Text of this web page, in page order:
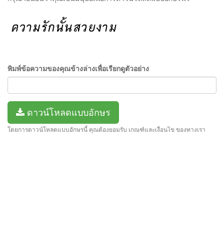
พิมพ์ข้อความของคุณข้างล่างเพื่อเรียกดูตัวอย่าง
ดาวน์โหลดแบบอักษร
โดยการดาวน์โหลดแบบอักษรนี้ คุณต้องยอมรับ เกณฑ์และเงื่อนไข ของทางเรา